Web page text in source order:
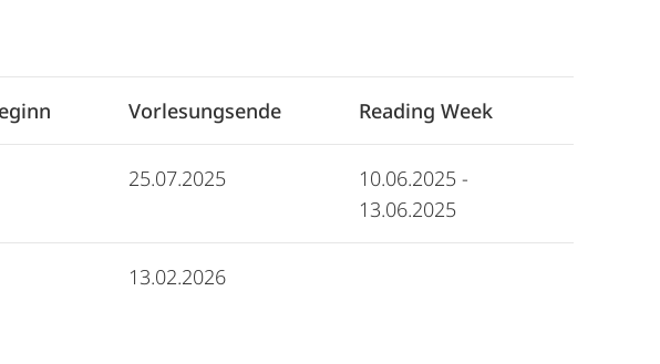
Vorlesungsende Reading Week
25.07.2025
10.06.2025 -
13.06.2025
13.02.2026